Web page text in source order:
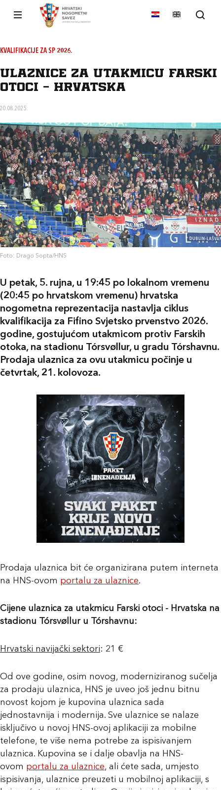
KVALIFIKACIJE ZA SP 2026.
Ulaznice za utakmicu Farski
otoci - Hrvatska
20.08.2025.
Foto: Drago Sopta/HNS
U petak, 5. rujna, u 19:45 po lokalnom vremenu
(20:45 po hrvatskom vremenu) hrvatska
nogometna reprezentacija nastavlja ciklus
kvalifikacija za Fifino Svjetsko prvenstvo 2026.
godine, gostujućom utakmicom protiv Farskih
otoka, na stadionu Tórsvøllur, u gradu Tórshavnu.
Prodaja ulaznica za ovu utakmicu počinje u
četvrtak, 21. kolovoza.
Prodaja ulaznica bit će organizirana putem interneta
na HNS-ovom portalu za ulaznice.
Cijene ulaznica za utakmicu Farski otoci - Hrvatska na
stadionu Tórsvøllur u Tórshavnu:
Hrvatski navijački sektori: 21 €
Od ove godine, osim novog, moderniziranog sučelja
za prodaju ulaznica, HNS je uveo još jednu bitnu
novost kojom je kupovina ulaznica sada
jednostavnija i modernija. Sve ulaznice se nalaze
isključivo u novoj HNS-ovoj aplikaciji za mobilne
telefone, te više nema potrebe za ispisivanjem
ulaznica. Kupovina se i dalje obavlja na HNS-
ovom portalu za ulaznice, ali ćete sada, umjesto
ispisivanja, ulaznice preuzeti u mobilnoj aplikaciji, s